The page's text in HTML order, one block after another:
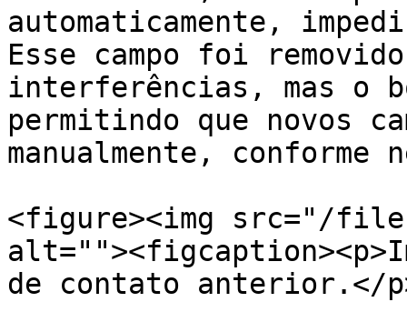
automaticamente,
Esse campo foi
interferências, mas o
permitindo que novos
manualmente, conforme
<figure><img src="/files/
de contato anterior.</